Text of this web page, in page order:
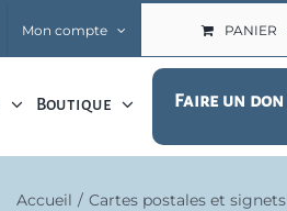
Mon compte PANIER
Boutique Faire un don
Accueil Cartes postales et signets